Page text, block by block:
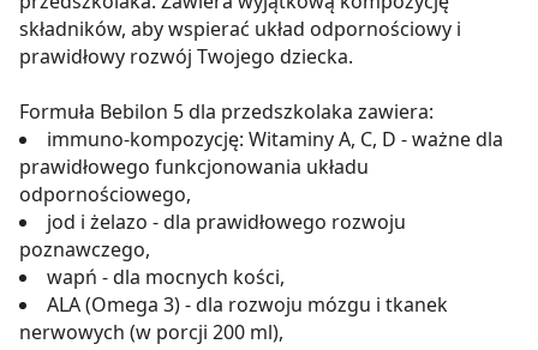
składników, aby wspierać układ odpornościowy i
prawidłowy rozwój Twojego dziecka.
Formuła Bebilon 5 dla przedszkolaka zawiera:
immuno-kompozycję: Witaminy A, C, D - ważne dla
prawidłowego funkcjonowania układu
odpornościowego,
jod i żelazo - dla prawidłowego rozwoju
poznawczego,
wapń - dla mocnych kości,
ALA (Omega 3) - dla rozwoju mózgu i tkanek
nerwowych (w porcji 200 ml),